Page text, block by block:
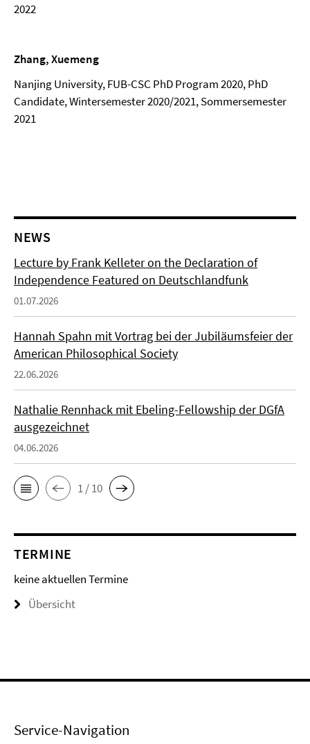
2022
Zhang, Xuemeng
Nanjing University, FUB-CSC PhD Program 2020, PhD
Candidate, Wintersemester 2020/2021, Sommersemester
2021
NEWS
Lecture by Frank Kelleter on the Declaration of
Independence Featured on Deutschlandfunk
01.07.2026
Hannah Spahn mit Vortrag bei der Jubiläumsfeier der
American Philosophical Society
22.06.2026
Nathalie Rennhack mit Ebeling-Fellowship der DGfA
ausgezeichnet
04.06.2026
1 / 10
TERMINE
keine aktuellen Termine
Übersicht
Service-Navigation